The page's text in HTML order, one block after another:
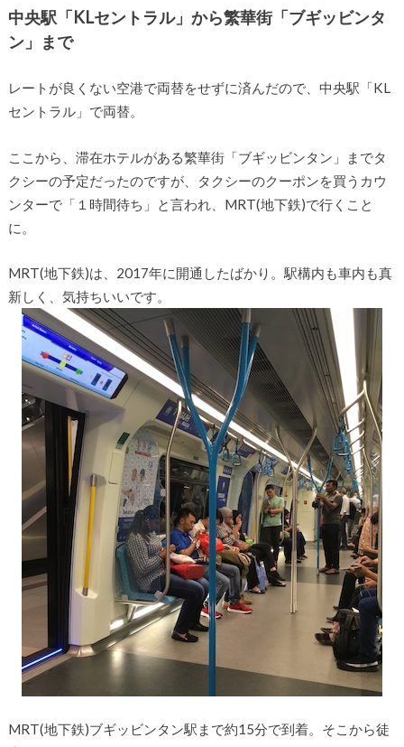
中央駅「KLセントラル」から繁華街「ブギッビンタ
ン」まで
レートが良くない空港で両替をせずに済んだので、中央駅「KL
セントラル」で両替。
ここから、滞在ホテルがある繁華街「ブギッビンタン」までタ
クシーの予定だったのですが、タクシーのクーポンを買うカウ
ンターで「１時間待ち」と言われ、MRT(地下鉄)で行くこと
に。
MRT(地下鉄)は、2017年に開通したばかり。駅構内も車内も真
新しく、気持ちいいです。
MRT(地下鉄)ブギッビンタン駅まで約15分で到着。そこから徒